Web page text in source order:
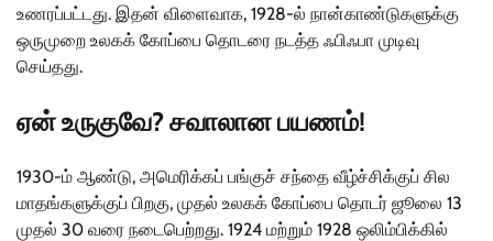
உணரப்பட்டது. இதன் விளைவாக, 1928-ல் நான்காண்டுகளுக்கு
ஒருமுறை உலகக் கோப்பை தொடரை நடத்த ஃபிஃபா முடிவு
செய்தது.
ஏன் உருகுவே? சவாலான பயணம்!
1930-ம் ஆண்டு, அமெரிக்கப் பங்குச் சந்தை வீழ்ச்சிக்குப் சில
மாதங்களுக்குப் பிறகு, முதல் உலகக் கோப்பை தொடர் ஜூலை 13
முதல் 30 வரை நடைபெற்றது. 1924 மற்றும் 1928 ஒலிம்பிக்கில்